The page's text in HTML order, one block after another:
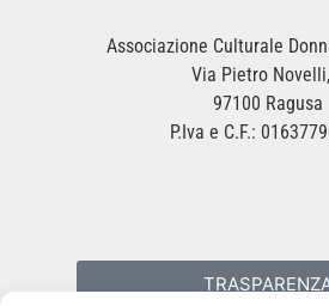
Associazione Culturale
Via Pietro
97100 Ragusa
P.Iva e C.F.: